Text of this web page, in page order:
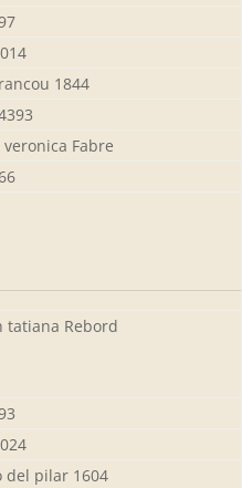
1844
Fabre
tatiana Rebord
del pilar 1604